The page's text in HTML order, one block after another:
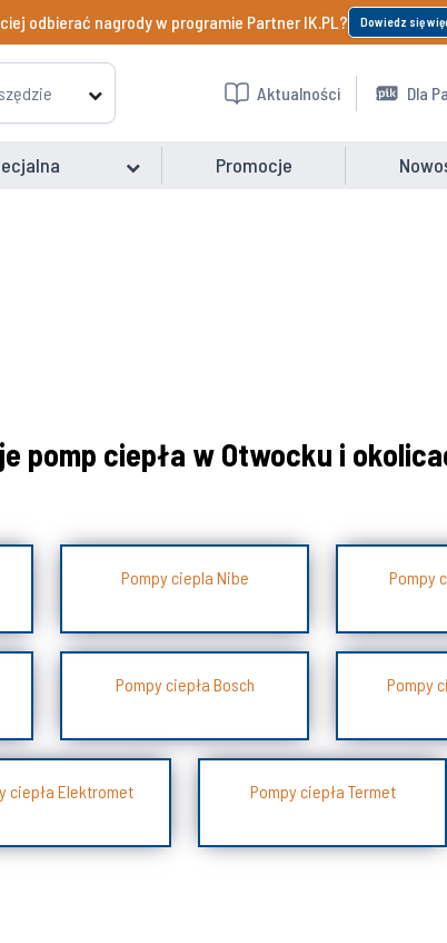
odbierać nagrody w programie Partner IK.PL? Dowiedz się
Aktualności Dla
Promocje
pomp ciepła w Otwocku i
Pompy ciepla Nibe Pompy
Pompy ciepła Bosch Pompy
ciepła Elektromet Pompy ciepła Termet